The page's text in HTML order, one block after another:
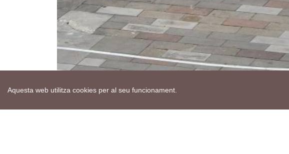
Aquesta web utilitza cookies per al seu funcionament.